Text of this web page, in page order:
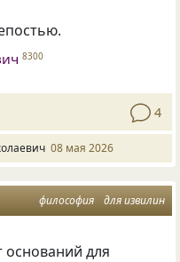
8300
4
08 мая 2026
философия для извилин
оснований для